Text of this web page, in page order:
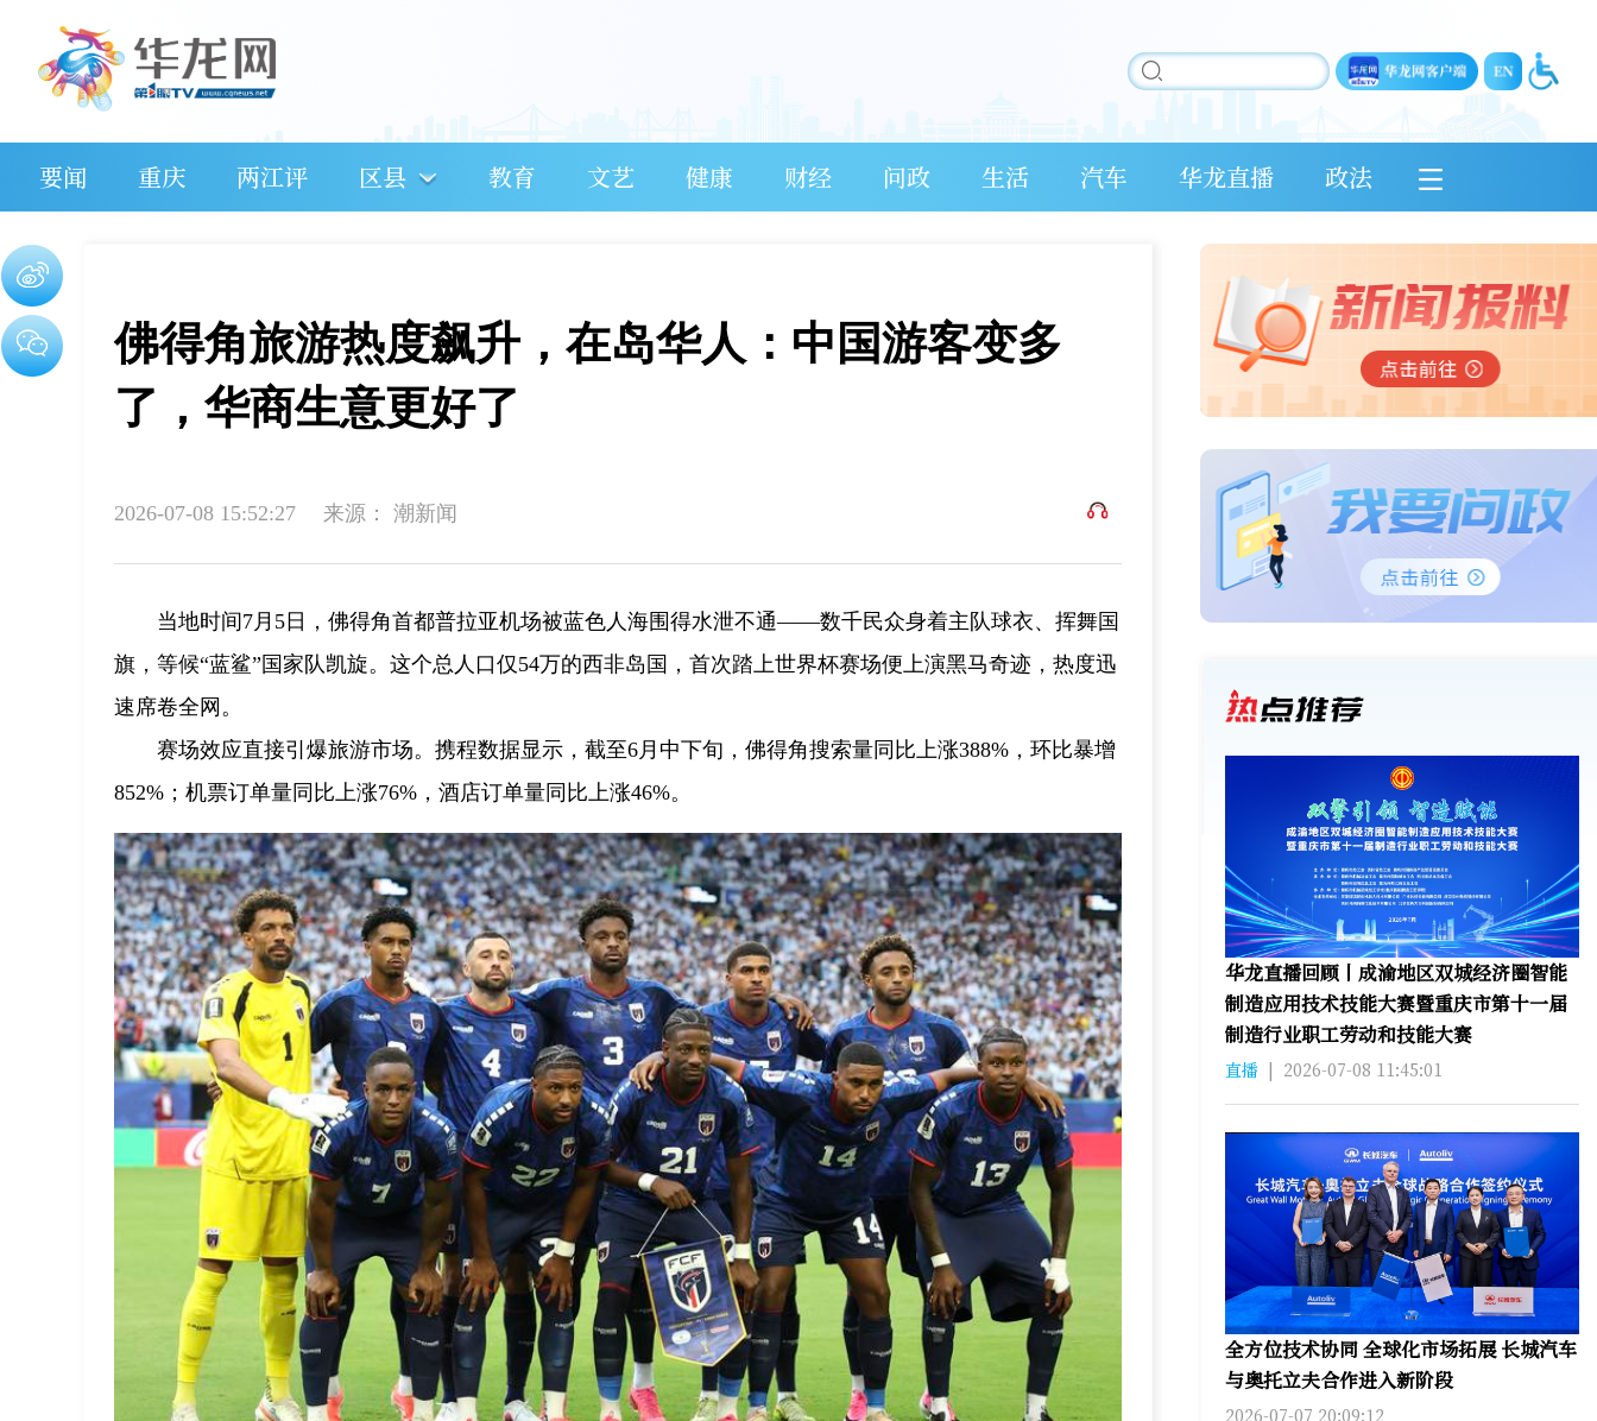
要闻 重庆 两江评 区县 教育 文艺 健康 财经 问政 生活 汽车 华龙直播 政法
佛得角旅游热度飙升，在岛华人：中国游客变多
了，华商生意更好了
2026-07-08 15:52:27 来源： 潮新闻
当地时间7月5日，佛得角首都普拉亚机场被蓝色人海围得水泄不通——数千民众身着主队球衣、挥舞国
旗，等候“蓝鲨”国家队凯旋。这个总人口仅54万的西非岛国，首次踏上世界杯赛场便上演黑马奇迹，热度迅
速席卷全网。
赛场效应直接引爆旅游市场。携程数据显示，截至6月中下旬，佛得角搜索量同比上涨388%，环比暴增
852%；机票订单量同比上涨76%，酒店订单量同比上涨46%。
华龙直播回顾丨成渝地区双城经济圈智能
制造应用技术技能大赛暨重庆市第十一届
制造行业职工劳动和技能大赛
直播 | 2026-07-08 11:45:01
全方位技术协同 全球化市场拓展 长城汽车
与奥托立夫合作进入新阶段
2026-07-07 20:09:12